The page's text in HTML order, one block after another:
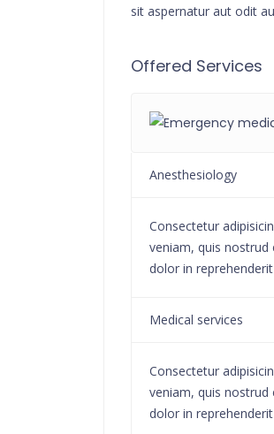
sit aspernatur aut odit
Offered Services
Anesthesiology
Consectetur
veniam, quis
dolor in
Medical services
Consectetur
veniam, quis
dolor in